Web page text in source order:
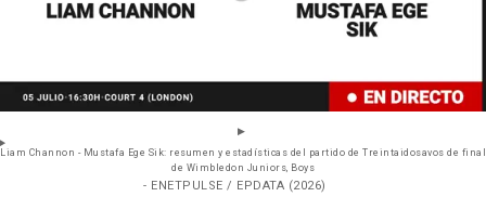
Liam Channon - Mustafa Ege Sik: resumen y estadísticas del partido de Treintaidosavos de final
de Wimbledon Juniors, Boys
- ENETPULSE / EPDATA (2026)